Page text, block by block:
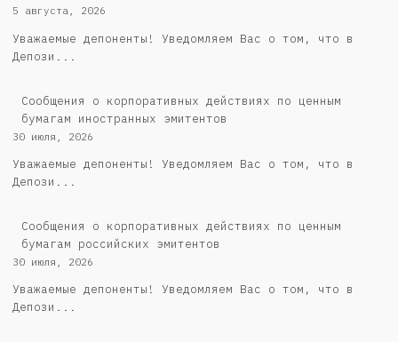
5 августа, 2026
Уважаемые депоненты! Уведомляем Вас о том, что в
Депози...
Сообщения о корпоративных действиях по ценным
бумагам иностранных эмитентов
30 июля, 2026
Уважаемые депоненты! Уведомляем Вас о том, что в
Депози...
Cообщения о корпоративных действиях по ценным
бумагам российских эмитентов
30 июля, 2026
Уважаемые депоненты! Уведомляем Вас о том, что в
Депози...